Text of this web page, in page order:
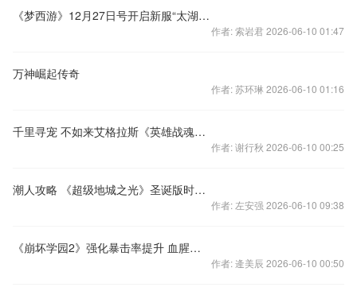
《梦西游》12月27日号开启新服“太湖仙岛”
作者: 索岩君 2026-06-10 01:47
万神崛起传奇
作者: 苏环琳 2026-06-10 01:16
千里寻宠 不如来艾格拉斯《英雄战魂》招一招手
作者: 谢行秋 2026-06-10 00:25
潮人攻略 《超级地城之光》圣诞版时装幻化开启
作者: 左安强 2026-06-10 09:38
《崩坏学园2》强化暴击率提升 血腥夜愿开启
作者: 逄美辰 2026-06-10 00:50